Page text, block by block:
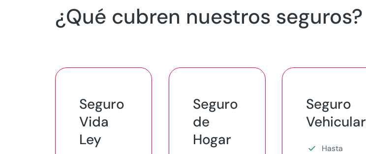
¿Qué cubren nuestros seguros?
Seguro
Vida
Ley
Seguro
de
Hogar
Seguro
Vehicular
Hasta